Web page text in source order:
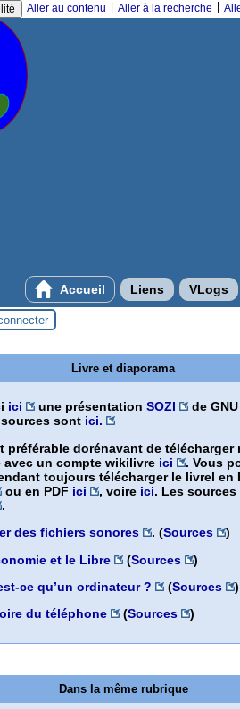
Aller au contenu Aller à la recherche
Accueil Liens VLogs
Livre et diaporama
ici une présentation SOZI
de
sont ici.
préférable dorénavant de télécharger
avec un compte wikilivre ici
. Vous
toujours télécharger le livrel en
ou en PDF ici , voire ici. Les
.
des fichiers sonores
. (Sources
)
et le Libre
(Sources
)
ce qu’un ordinateur ?
(Sources
)
du téléphone
(Sources )
Dans la même rubrique